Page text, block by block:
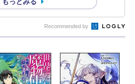
Recommended by